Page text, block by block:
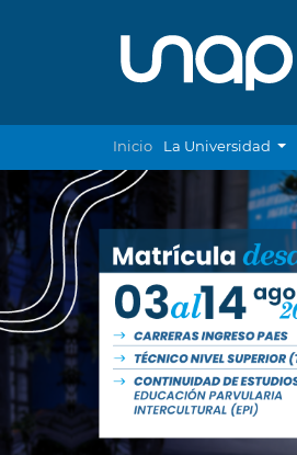
Inicio La Universidad
Previous